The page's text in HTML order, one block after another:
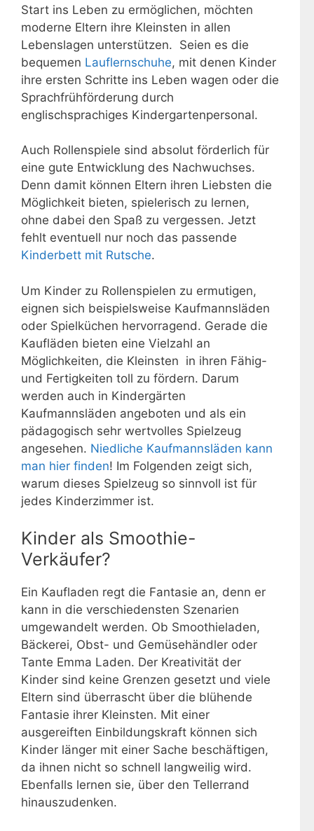
Start ins Leben zu ermöglichen, möchten
moderne Eltern ihre Kleinsten in allen
Lebenslagen unterstützen. Seien es die
bequemen Lauflernschuhe, mit denen Kinder
ihre ersten Schritte ins Leben wagen oder die
Sprachfrühförderung durch
englischsprachiges Kindergartenpersonal.
Auch Rollenspiele sind absolut förderlich für
eine gute Entwicklung des Nachwuchses.
Denn damit können Eltern ihren Liebsten die
Möglichkeit bieten, spielerisch zu lernen,
ohne dabei den Spaß zu vergessen. Jetzt
fehlt eventuell nur noch das passende
Kinderbett mit Rutsche.
Um Kinder zu Rollenspielen zu ermutigen,
eignen sich beispielsweise Kaufmannsläden
oder Spielküchen hervorragend. Gerade die
Kaufläden bieten eine Vielzahl an
Möglichkeiten, die Kleinsten in ihren Fähig-
und Fertigkeiten toll zu fördern. Darum
werden auch in Kindergärten
Kaufmannsläden angeboten und als ein
pädagogisch sehr wertvolles Spielzeug
angesehen. Niedliche Kaufmannsläden kann
man hier finden! Im Folgenden zeigt sich,
warum dieses Spielzeug so sinnvoll ist für
jedes Kinderzimmer ist.
Kinder als Smoothie-
Verkäufer?
Ein Kaufladen regt die Fantasie an, denn er
kann in die verschiedensten Szenarien
umgewandelt werden. Ob Smoothieladen,
Bäckerei, Obst- und Gemüsehändler oder
Tante Emma Laden. Der Kreativität der
Kinder sind keine Grenzen gesetzt und viele
Eltern sind überrascht über die blühende
Fantasie ihrer Kleinsten. Mit einer
ausgereiften Einbildungskraft können sich
Kinder länger mit einer Sache beschäftigen,
da ihnen nicht so schnell langweilig wird.
Ebenfalls lernen sie, über den Tellerrand
hinauszudenken.